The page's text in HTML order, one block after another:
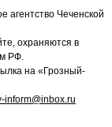
Чеченской
охраняются в
РФ.
на «Грозный-
inform@inbox.ru